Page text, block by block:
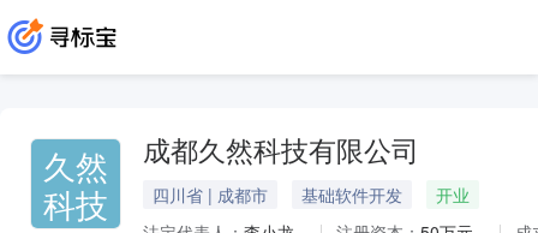
久然
科技
成都久然科技有限公司
四川省 | 成都市 基础软件开发
开业